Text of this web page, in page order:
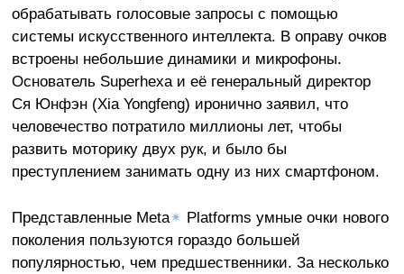
обрабатывать голосовые запросы с помощью
системы искусственного интеллекта. В оправу очков
встроены небольшие динамики и микрофоны.
Основатель Superhexa и её генеральный директор
Ся Юнфэн (Xia Yongfeng) иронично заявил, что
человечество потратило миллионы лет, чтобы
развить моторику двух рук, и было бы
преступлением занимать одну из них смартфоном.
Представленные Meta✴ Platforms умные очки нового
поколения пользуются гораздо большей
популярностью, чем предшественники. За несколько